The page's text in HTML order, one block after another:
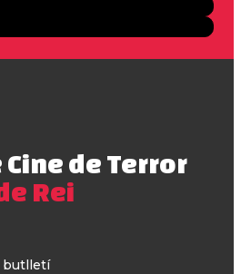
de Terror
Rei
butlletí